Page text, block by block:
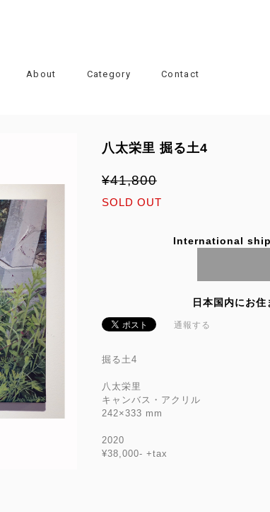
About Category Contact
八太栄里 掘る土4
¥41,800
SOLD OUT
International
日本国内にお
通報する
掘る土4
八太栄里
キャンバス・アクリル
242×333 mm
2020
¥38,000- +tax